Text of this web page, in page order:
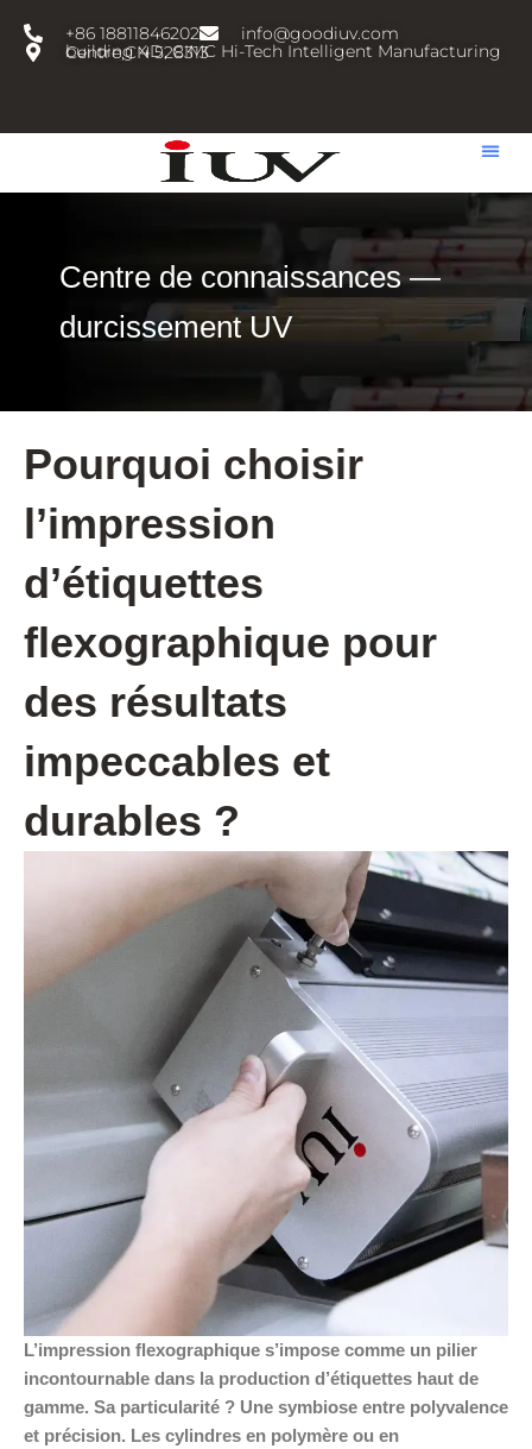
+86 18811846202
info@goodiuv.com
building 4D, CIMC Hi-Tech Intelligent Manufacturing Centre,CN 528313
Centre de connaissances —
durcissement UV
Pourquoi choisir
l’impression
d’étiquettes
flexographique pour
des résultats
impeccables et
durables ?
L’impression flexographique s’impose comme un pilier
incontournable dans la production d’étiquettes haut de
gamme. Sa particularité ? Une symbiose entre polyvalence
et précision. Les cylindres en polymère ou en